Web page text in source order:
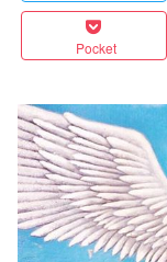
Pocket